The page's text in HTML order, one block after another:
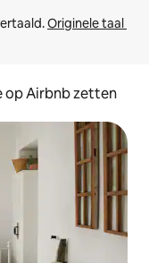
Originele taal
op Airbnb zetten